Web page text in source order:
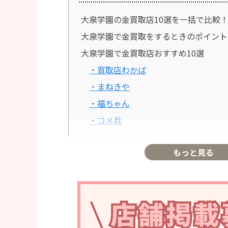
大泉学園の金買取店10選を一括で比較
大泉学園で金買取をするときのポイント
大泉学園で金買取店おすすめ10選
・買取店わかば
・まねきや
・福ちゃん
・コメ兵
・おたからや
・エコリング
・大黒屋
もっと見る